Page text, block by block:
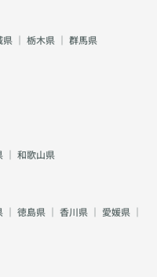
県 ｜ 栃木県 ｜ 群馬県
｜ 和歌山県
｜ 徳島県 ｜ 香川県 ｜ 愛媛県 ｜